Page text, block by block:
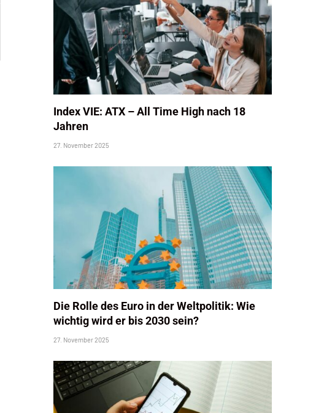
Index VIE: ATX – All Time High nach 18
Jahren
27. November 2025
Die Rolle des Euro in der Weltpolitik: Wie
wichtig wird er bis 2030 sein?
27. November 2025